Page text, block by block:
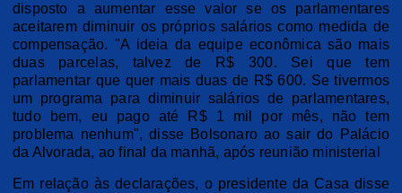
disposto a aumentar esse valor se os parlamentares
aceitarem diminuir os próprios salários como medida de
compensação. "A ideia da equipe econômica são mais
duas parcelas, talvez de R$ 300. Sei que tem
parlamentar que quer mais duas de R$ 600. Se tivermos
um programa para diminuir salários de parlamentares,
tudo bem, eu pago até R$ 1 mil por mês, não tem
problema nenhum", disse Bolsonaro ao sair do Palácio
da Alvorada, ao final da manhã, após reunião ministerial
Em relação às declarações, o presidente da Casa disse